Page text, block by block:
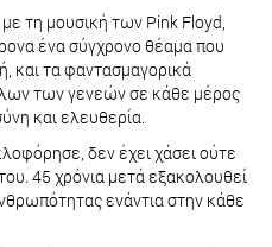
τη μουσική των Pink Floyd,
ένα σύγχρονο θέαμα που
και τα φαντασμαγορικά
των γενεών σε κάθε μέρος
και ελευθερία.
δεν έχει χάσει ούτε
45 χρόνια μετά εξακολουθεί
ενάντια στην κάθε